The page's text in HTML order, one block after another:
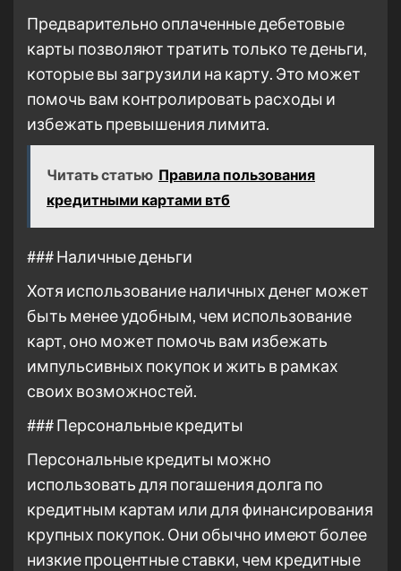
Предварительно оплаченные дебетовые
карты позволяют тратить только те деньги,
которые вы загрузили на карту. Это может
помочь вам контролировать расходы и
избежать превышения лимита.
Читать статью Правила пользования
кредитными картами втб
### Наличные деньги
Хотя использование наличных денег может
быть менее удобным, чем использование
карт, оно может помочь вам избежать
импульсивных покупок и жить в рамках
своих возможностей.
### Персональные кредиты
Персональные кредиты можно
использовать для погашения долга по
кредитным картам или для финансирования
крупных покупок. Они обычно имеют более
низкие процентные ставки, чем кредитные